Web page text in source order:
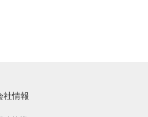
社情報